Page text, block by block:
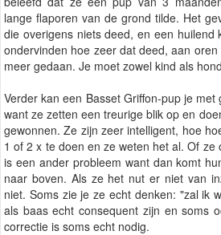
lange flaporen van de grond tilde. Het
die overigens niets deed, en een huilend
ondervinden hoe zeer dat deed, aan
meer gedaan. Je moet zowel kind als
Verder kan een Basset Griffon-pup je met
want ze zetten een treurige blik op en
gewonnen. Ze zijn zeer intelligent, hoe
1 of 2 x te doen en ze weten het al. Of ze
is een ander probleem want dan komt
naar boven. Als ze het nut er niet van
niet. Soms zie je ze echt denken: "zal ik
als baas echt consequent zijn en soms
correctie is soms echt nodig.